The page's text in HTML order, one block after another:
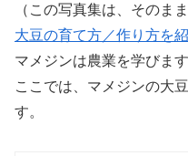
（この写真集は、そのま
大豆の育て方／作り方を
マメジンは農業を学びま
ここでは、マメジンの大
す。